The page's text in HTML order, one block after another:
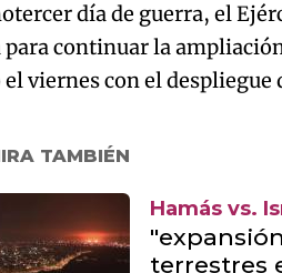
día de guerra, el
para continuar la
viernes con el despliegue
TAMBIÉN
Hamás vs.
terrestres